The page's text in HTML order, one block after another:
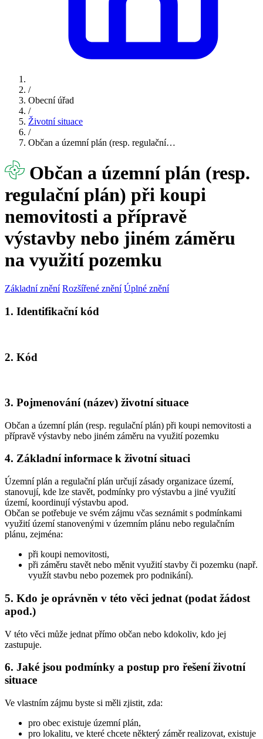
/
Obecní úřad
/
Životní situace
/
Občan a územní plán (resp. regulační…
Občan a územní plán (resp.
regulační plán) při koupi
nemovitosti a přípravě
výstavby nebo jiném záměru
na využití pozemku
Základní znění Rozšířené znění Úplné znění
1. Identifikační kód
2. Kód
3. Pojmenování (název) životní situace
Občan a územní plán (resp. regulační plán) při koupi nemovitosti a
přípravě výstavby nebo jiném záměru na využití pozemku
4. Základní informace k životní situaci
Územní plán a regulační plán určují zásady organizace území,
stanovují, kde lze stavět, podmínky pro výstavbu a jiné využití
území, koordinují výstavbu apod.
Občan se potřebuje ve svém zájmu včas seznámit s podmínkami
využití území stanovenými v územním plánu nebo regulačním
plánu, zejména:
při koupi nemovitosti,
při záměru stavět nebo měnit využití stavby či pozemku (např.
využít stavbu nebo pozemek pro podnikání).
5. Kdo je oprávněn v této věci jednat (podat žádost
apod.)
V této věci může jednat přímo občan nebo kdokoliv, kdo jej
zastupuje.
6. Jaké jsou podmínky a postup pro řešení životní
situace
Ve vlastním zájmu byste si měli zjistit, zda:
pro obec existuje územní plán,
pro lokalitu, ve které chcete některý záměr realizovat, existuje